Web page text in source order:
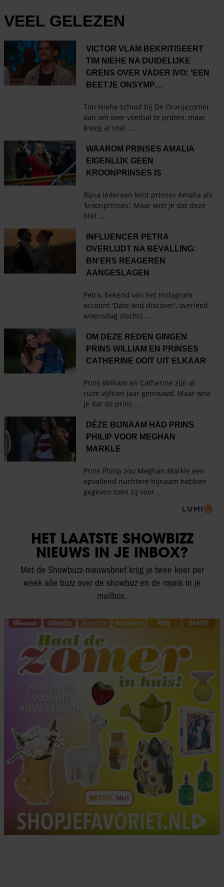
HET LAATSTE SHOWBIZZ
NIEUWS IN JE INBOX?
Met de Showbuzz-nieuwsbrief krijg je twee keer per
week alle buzz over de showbizz en de royals in je
mailbox.